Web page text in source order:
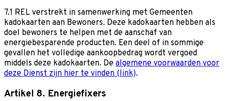
7.1 REL verstrekt in samenwerking met Gemeenten
kadokaarten aan Bewoners. Deze kadokaarten hebben als
doel bewoners te helpen met de aanschaf van
energiebesparende producten. Een deel of in sommige
gevallen het volledige aankoopbedrag wordt vergoed
middels deze kadokaarten. De algemene voorwaarden voor
deze Dienst zijn hier te vinden (link).
Artikel 8. Energiefixers